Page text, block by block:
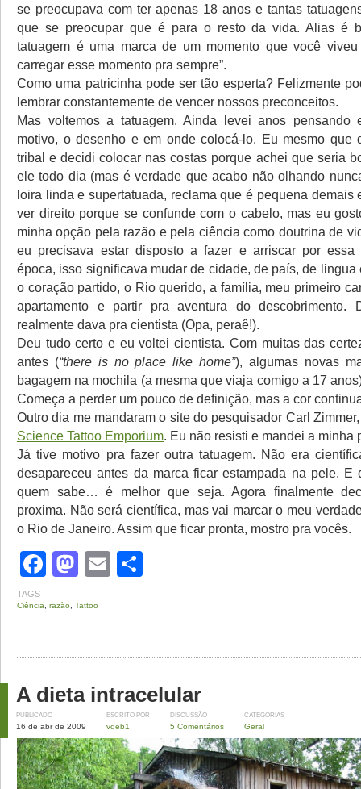
se preocupava com ter apenas 18 anos e tantas
que se preocupar que é para o resto da vida. Alias é
tatuagem é uma marca de um momento que você
carregar esse momento pra sempre”.
Como uma patricinha pode ser tão esperta? Felizmente
lembrar constantemente de vencer nossos preconceitos.
Mas voltemos a tatuagem. Ainda levei anos pensando
motivo, o desenho e em onde colocá-lo. Eu mesmo que
tribal e decidi colocar nas costas porque achei que seria
ele todo dia (mas é verdade que acabo não olhando
loira linda e supertatuada, reclama que é pequena demais
ver direito porque se confunde com o cabelo, mas eu
minha opção pela razão e pela ciência como doutrina de
eu precisava estar disposto a fazer e arriscar por essa
época, isso significava mudar de cidade, de país, de lingua
o coração partido, o Rio querido, a família, meu primeiro
apartamento e partir pra aventura do descobrimento.
realmente dava pra cientista (Opa, peraê!).
Deu tudo certo e eu voltei cientista. Com muitas das
antes (“there is no place like home”), algumas novas
bagagem na mochila (a mesma que viaja comigo a 17
Começa a perder um pouco de definição, mas a cor
Outro dia me mandaram o site do pesquisador Carl
Science Tattoo Emporium. Eu não resisti e mandei a minha
Já tive motivo pra fazer outra tatuagem. Não era
desapareceu antes da marca ficar estampada na pele. E
quem sabe… é melhor que seja. Agora finalmente
proxima. Não será científica, mas vai marcar o meu
o Rio de Janeiro. Assim que ficar pronta, mostro pra vocês.
Facebook
Mastodon
Email
TAGS
Ciência razão Tattoo
A dieta intracelular
PUBLICADO
16 de abr de 2009
ESCRITO POR
vqeb1
DISCUSSÃO
5 Comentários
CATEGORIAS
Geral